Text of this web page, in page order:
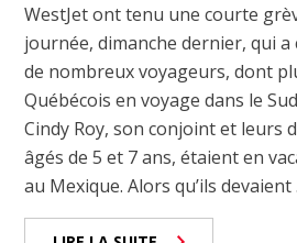
WestJet ont tenu une courte
journée, dimanche dernier, qui a
de nombreux voyageurs, dont
Québécois en voyage dans le
Cindy Roy, son conjoint et leurs
âgés de 5 et 7 ans, étaient en
au Mexique. Alors qu’ils devaient